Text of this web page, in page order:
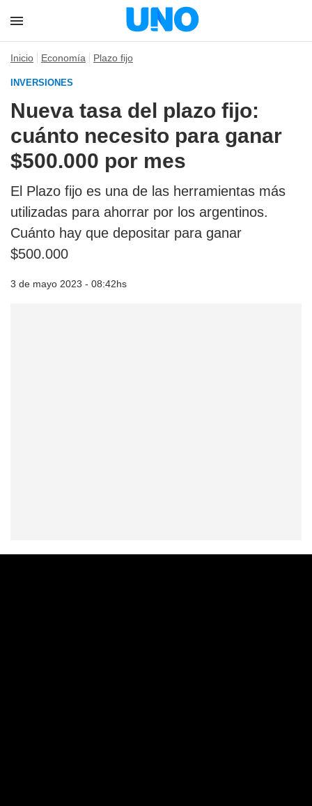
Inicio Economía Plazo fijo
INVERSIONES
Nueva tasa del plazo fijo:
cuánto necesito para ganar
$500.000 por mes
El Plazo fijo es una de las herramientas más
utilizadas para ahorrar por los argentinos.
Cuánto hay que depositar para ganar
$500.000
3 de mayo 2023 - 08:42hs